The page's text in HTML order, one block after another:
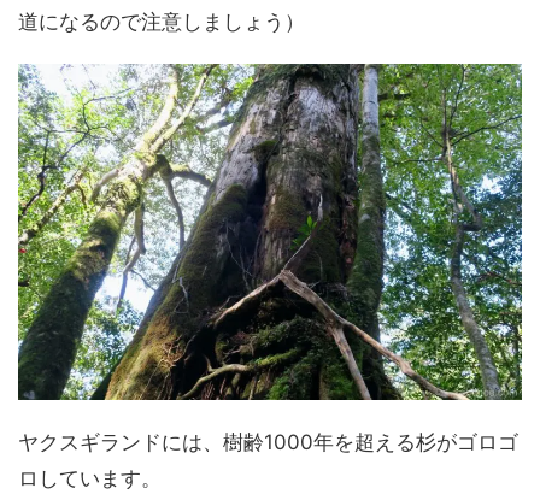
道になるので注意しましょう）
ヤクスギランドには、樹齢1000年を超える杉がゴロゴ
ロしています。